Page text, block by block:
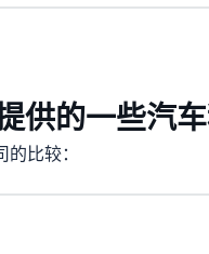
供的一些汽
比较：